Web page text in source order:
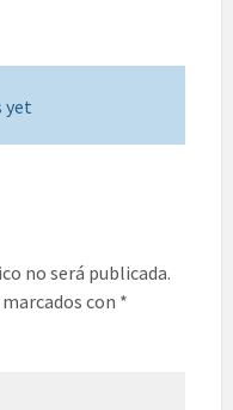
yet
no será publicada.
con *